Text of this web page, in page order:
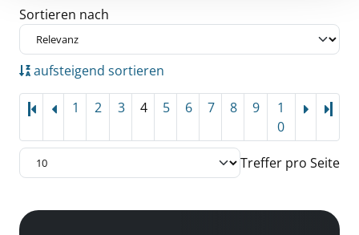
Zu den Suchfiltern springen
Sortieren nach
aufsteigend sortieren
1 2 3 4 5 6 7 8 9
1
0
Treffer pro Seite